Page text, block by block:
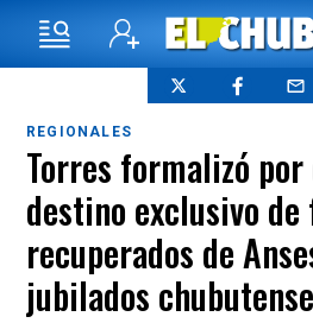
REGIONALES
Torres formalizó
destino exclusivo de
recuperados de
jubilados